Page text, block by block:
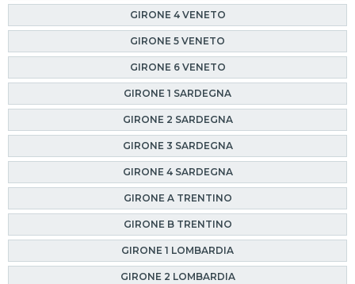
GIRONE 4 VENETO
GIRONE 5 VENETO
GIRONE 6 VENETO
GIRONE 1 SARDEGNA
GIRONE 2 SARDEGNA
GIRONE 3 SARDEGNA
GIRONE 4 SARDEGNA
GIRONE A TRENTINO
GIRONE B TRENTINO
GIRONE 1 LOMBARDIA
GIRONE 2 LOMBARDIA